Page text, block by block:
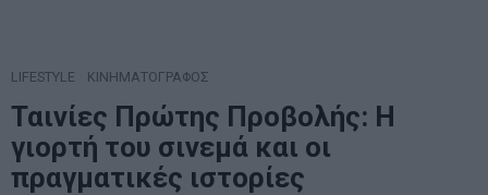
LIFESTYLE ΚΙΝΗΜΑΤΟΓΡΑΦΟΣ
Ταινίες Πρώτης Προβολής: Η
γιορτή του σινεμά και οι
πραγματικές ιστορίες